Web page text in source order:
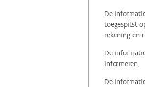
De
toegespitst
rekening en
De
informeren.
De